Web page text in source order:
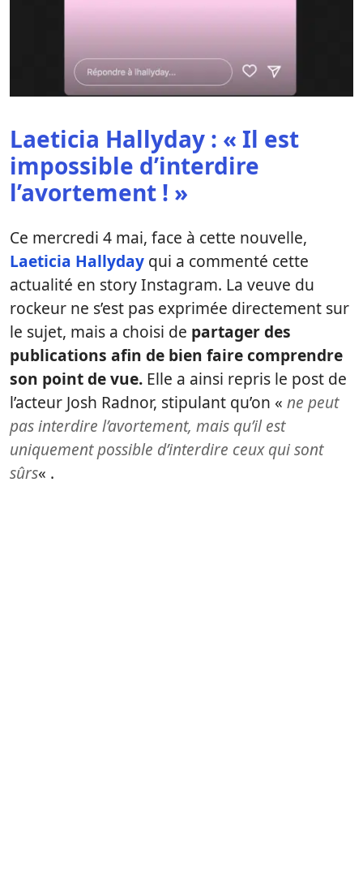
Laeticia Hallyday : « Il est
impossible d’interdire
l’avortement ! »
Ce mercredi 4 mai, face à cette nouvelle,
Laeticia Hallyday qui a commenté cette
actualité en story Instagram. La veuve du
rockeur ne s’est pas exprimée directement sur
le sujet, mais a choisi de partager des
publications afin de bien faire comprendre
son point de vue. Elle a ainsi repris le post de
l’acteur Josh Radnor, stipulant qu’on « ne peut
pas interdire l’avortement, mais qu’il est
uniquement possible d’interdire ceux qui sont
sûrs« .